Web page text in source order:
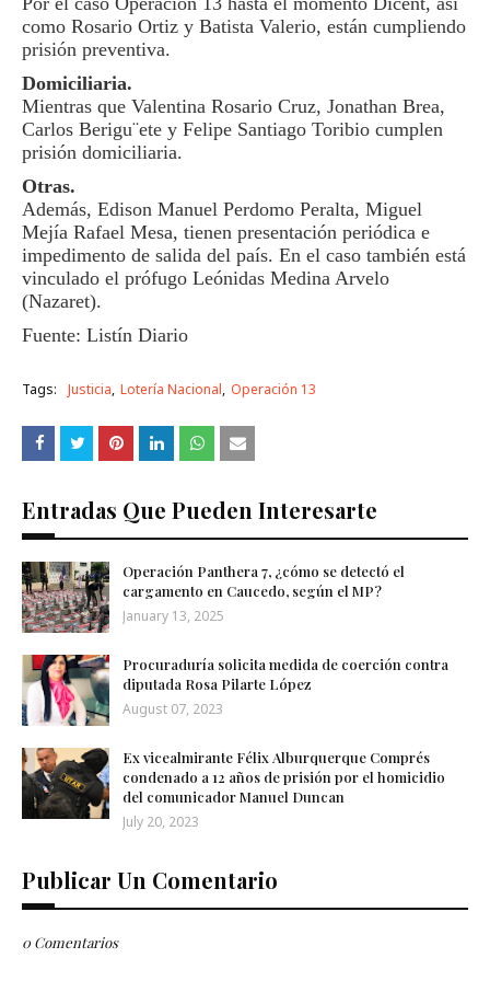
como Rosario Ortiz y Batista Valerio, están cumpliendo
prisión preventiva.
Domiciliaria.
Mientras que Valentina Rosario Cruz, Jonathan Brea,
Carlos Berigu¨ete y Felipe Santiago Toribio cumplen
prisión domiciliaria.
Otras.
Además, Edison Manuel Perdomo Peralta, Miguel
Mejía Rafael Mesa, tienen presentación periódica e
impedimento de salida del país. En el caso también está
vinculado el prófugo Leónidas Medina Arvelo
(Nazaret).
Fuente: Listín Diario
Tags: Justicia Lotería Nacional Operación 13
Entradas Que Pueden Interesarte
Operación Panthera 7, ¿cómo se detectó el
cargamento en Caucedo, según el MP?
January 13, 2025
Procuraduría solicita medida de coerción contra
diputada Rosa Pilarte López
August 07, 2023
Ex vicealmirante Félix Alburquerque Comprés
condenado a 12 años de prisión por el homicidio
del comunicador Manuel Duncan
July 20, 2023
Publicar Un Comentario
0 Comentarios